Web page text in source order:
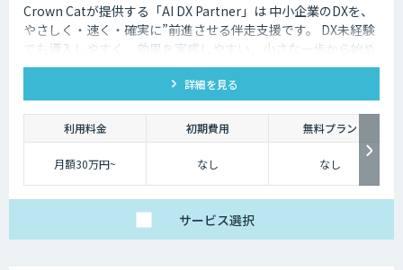
Crown Catが提供する「AI DX Partner」は 中小企業のDXを、
やさしく・速く・確実に”前進させる伴走支援です。 DX未経験
でも導入しやすく、効果を実感しやすい、小さな一歩から始め
るDX支援サービスです。 AI DX Partnerは、大手企業のDX支援
で培ったノウハウをベースに、 地方・中小企業のための“現実
的なDX”を設計・実装・運用まで一貫して支援いたします。 私
たちは、コンサル×開発×AIの力で、現場に寄り添った 『ちょ
うどいいDX』を実現します。
詳細を見る
利用料金 初期費用 無料プラン
月額30万円~ なし なし
サービス選択